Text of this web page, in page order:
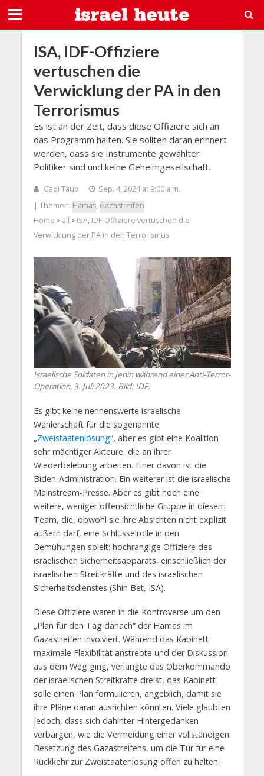
ISA, IDF-Offiziere
vertuschen die
Verwicklung der PA in den
Terrorismus
Es ist an der Zeit, dass diese Offiziere sich an
das Programm halten. Sie sollten daran erinnert
werden, dass sie Instrumente gewählter
Politiker sind und keine Geheimgesellschaft.
Gadi Taub
Sep. 4, 2024 at 9:00 a.m.
| Themen: Hamas, Gazastreifen
Home > all > ISA, IDF-Offiziere vertuschen die
Verwicklung der PA in den Terrorismus
Israelische Soldaten in Jenin während einer Anti-Terror-
Operation, 3. Juli 2023. Bild: IDF.
Es gibt keine nennenswerte israelische
Wählerschaft für die sogenannte
„Zweistaatenlösung“, aber es gibt eine Koalition
sehr mächtiger Akteure, die an ihrer
Wiederbelebung arbeiten. Einer davon ist die
Biden-Administration. Ein weiterer ist die israelische
Mainstream-Presse. Aber es gibt noch eine
weitere, weniger offensichtliche Gruppe in diesem
Team, die, obwohl sie ihre Absichten nicht explizit
äußern darf, eine Schlüsselrolle in den
Bemühungen spielt: hochrangige Offiziere des
israelischen Sicherheitsapparats, einschließlich der
israelischen Streitkräfte und des israelischen
Sicherheitsdienstes (Shin Bet, ISA).
Diese Offiziere waren in die Kontroverse um den
„Plan für den Tag danach“ der Hamas im
Gazastreifen involviert. Während das Kabinett
maximale Flexibilität anstrebte und der Diskussion
aus dem Weg ging, verlangte das Oberkommando
der israelischen Streitkräfte dreist, das Kabinett
solle einen Plan formulieren, angeblich, damit sie
ihre Pläne daran ausrichten könnten. Viele glaubten
jedoch, dass sich dahinter Hintergedanken
verbargen, wie die Vermeidung einer vollständigen
Besetzung des Gazastreifens, um die Tür für eine
Rückkehr zur Zweistaatenlösung offen zu halten.